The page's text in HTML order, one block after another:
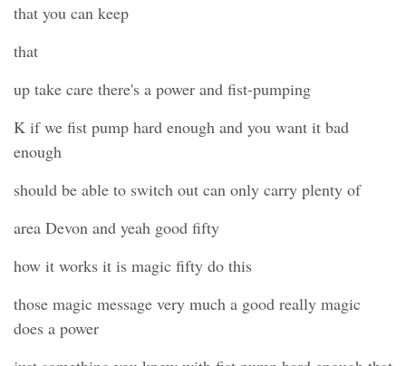
that you can keep
that
up take care there's a power and fist-pumping
K if we fist pump hard enough and you want it bad
enough
should be able to switch out can only carry plenty of
area Devon and yeah good fifty
how it works it is magic fifty do this
those magic message very much a good really magic
does a power